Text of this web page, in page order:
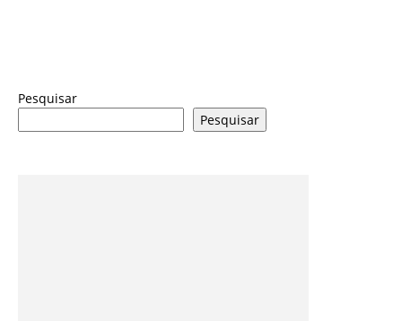
Pesquisar
Pesquisar